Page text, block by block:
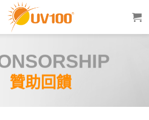
助計畫：支持
贊助回饋